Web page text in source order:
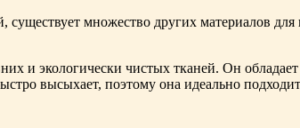
множество других материалов
и экологически чистых тканей. Он
высыхает, поэтому она идеально